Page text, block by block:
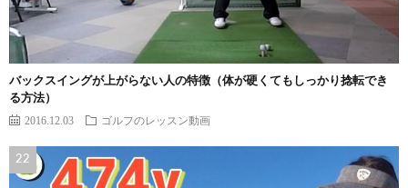
バックスイングが上がらない人の特徴（体が硬くてもしっかり捻転でき
る方法）
2016.12.03 ゴルフのレッスン動画